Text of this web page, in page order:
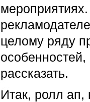
целому ряду
рассказать.
Итак, ролл ап,